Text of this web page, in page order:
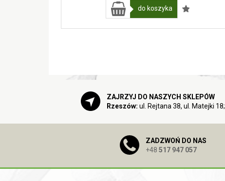
do koszyka
ZAJRZYJ DO NASZYCH SKLEPÓW
Rzeszów: ul. Rejtana 38, ul. Matejki 18;
ZADZWOŃ DO NAS
+48 517 947 057